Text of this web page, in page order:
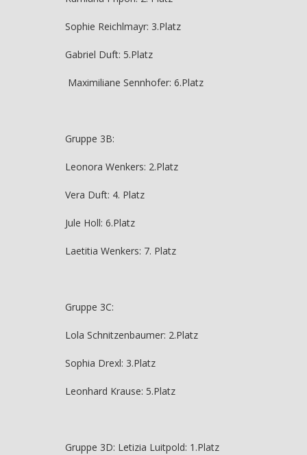
Sophie Reichlmayr: 3.Platz
Gabriel Duft: 5.Platz
Maximiliane Sennhofer: 6.Platz
Gruppe 3B:
Leonora Wenkers: 2.Platz
Vera Duft: 4. Platz
Jule Holl: 6.Platz
Laetitia Wenkers: 7. Platz
Gruppe 3C:
Lola Schnitzenbaumer: 2.Platz
Sophia Drexl: 3.Platz
Leonhard Krause: 5.Platz
Gruppe 3D: Letizia Luitpold: 1.Platz